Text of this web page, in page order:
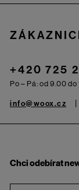
+420 725
Po – Pá: od 9.00 do
info@woox.cz
Chci odebírat